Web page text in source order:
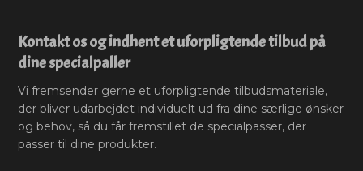
Kontakt os og indhent et uforpligtende tilbud på
dine specialpaller
Vi fremsender gerne et uforpligtende tilbudsmateriale,
der bliver udarbejdet individuelt ud fra dine særlige ønsker
og behov, så du får fremstillet de specialpasser, der
passer til dine produkter.